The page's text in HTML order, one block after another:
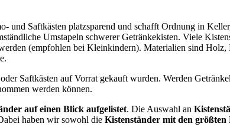
und Saftkästen platzsparend und schafft Ordnung in
Umstapeln schwerer Getränkekisten. Viele
(empfohlen bei Kleinkindern). Materialien sind
Saftkästen auf Vorrat gekauft wurden. Werden
werden können.
auf einen Blick aufgelistet. Die Auswahl an
haben wir sowohl die Kistenständer mit den größten